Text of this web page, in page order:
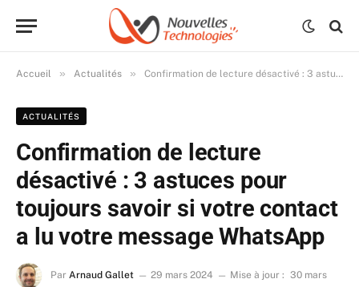
Accueil » Actualités » Confirmation de lecture désactivé : 3 astuces pour toujours savoir si votre contact a lu votre message WhatsApp
ACTUALITÉS
Confirmation de lecture
désactivé : 3 astuces pour
toujours savoir si votre contact
a lu votre message WhatsApp
Par Arnaud Gallet 29 mars 2024 Mise à jour : 30 mars